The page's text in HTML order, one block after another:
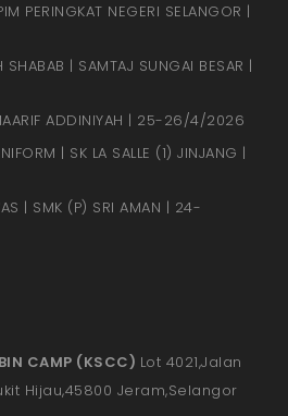
PERINGKAT NEGERI SELANGOR |
SHABAB | SAMTAJ SUNGAI BESAR |
ADDINIYAH | 25-26/4/2026
| SK LA SALLE (1) JINJANG |
| SMK (P) SRI AMAN | 24-
CAMP (KSCC) Lot 4021,Jalan
Hijau,45800 Jeram,Selangor